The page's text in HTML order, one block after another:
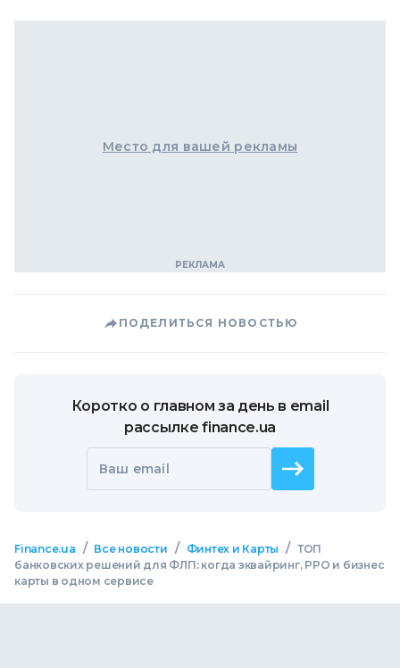
Место для вашей рекламы
ПОДЕЛИТЬСЯ НОВОСТЬЮ
Коротко о главном за день в email
рассылке finance.ua
Ваш email
Finance.ua / Все новости / Финтех и Карты / ТОП
банковских решений для ФЛП: когда эквайринг, РРО и бизнес
карты в одном сервисе